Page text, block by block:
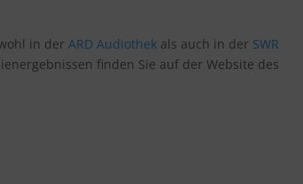
in der ARD Audiothekals auch in der SWR
finden Sie auf der Website des